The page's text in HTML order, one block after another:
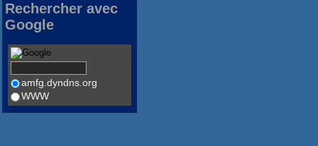
Rechercher avec
Google
amfg.dyndns.org
WWW